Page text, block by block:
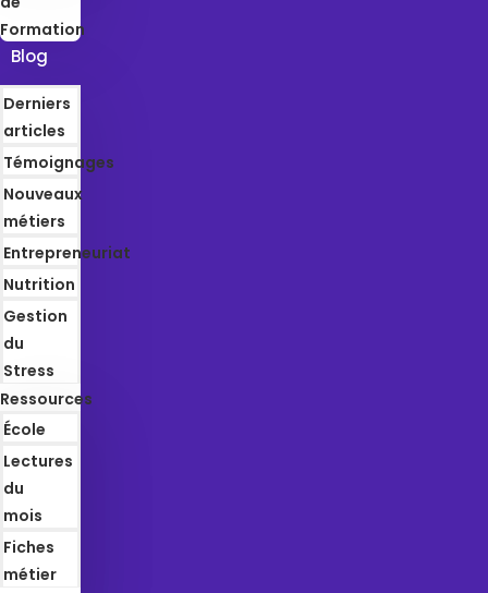
Formation
Blog
Derniers
articles
Témoignages
Nouveaux
métiers
Entrepreneuriat
Nutrition
Gestion
du
Stress
Ressources
École
Lectures
du
mois
Fiches
métier